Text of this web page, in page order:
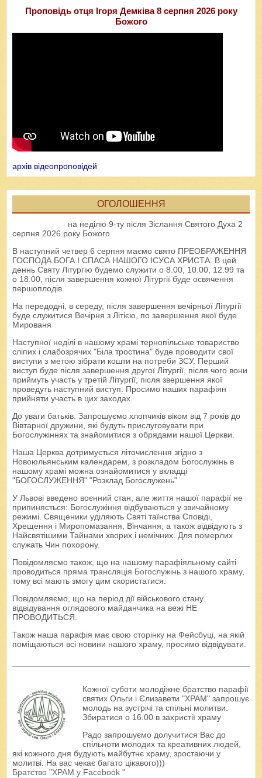
Проповідь отця Ігоря Демківа 8 серпня 2026 року
Божого
архів відеопроповідей
ОГОЛОШЕННЯ
на неділю 9-ту після Зіслання Святого Духа 2
серпня 2026 року Божого
В наступний четвер 6 серпня маємо свято ПРЕОБРАЖЕННЯ
ГОСПОДА БОГА І СПАСА НАШОГО ІСУСА ХРИСТА. В цей
деннь Святу Літургію будемо служити о 8.00, 10.00, 12.99 та
о 18.00, після завершення кожної Літургії буде освячення
першоплодів.
На передодні, в середу, після завершення вечірньої Літургії
буде служитися Вечірня з Літією, по завершення якої буде
Мированя
Наступної неділі в нашому храмі тернопільське товариство
сліпих і слабозрячих "Біла тростина" буде проводити свої
виступи з метою зібрати кошти на потреби ЗСУ. Перший
виступ буде після завершення другої Літургії, після чого вони
приймуть участь у третій Літургії, після звершення якої
проведуть наступний виступ. Просимо наших парафіян
прийняти участь в цих заходах.
До уваги батьків. Запрошуємо хлопчиків віком від 7 років до
Вівтарної дружини, які будуть прислуговувати при
Богослужіннях та знайомитися з обрядами нашої Церкви.
Наша Церква дотримується літочислення згідно з
Новоюльянським календарем, з розкладом Богослужінь в
нашому храмі можна ознайомитися у вкладці
"БОГОСЛУЖЕННЯ" "Розклад Богослужень"
У Львові введено воєнний стан, але життя нашої парафії не
припиняється: Богослужіння відбуваються у звичайному
режимі. Священики уділяють Святі таїнства Сповіді,
Хрещення і Миропомазання, Вінчання, а також відвідують з
Найсвятішими Тайнами хворих і немічних. Для померлих
служать Чин похорону.
Повідомляємо також, що на нашому парафіяльному сайті
проводиться пряма трансляція Богослужінь з нашого храму,
тому всі мають змогу цим скористатися.
Повідомляємо, що на період дії військового стану
відвідування оглядового майданчика на вежі НЕ
ПРОВОДИТЬСЯ.
Також наша парафія має свою сторінку на Фейсбуці, на якій
поміщаються всі новини нашого храму, просимо відвідувати.
Кожної суботи молодіжне братство парафії
святих Ольги і Єлизавети "ХРАМ" запрошує
молодь на зустрічі та спільні молитви.
Збиратися о 16.00 в захристії храму
Радо запрошуємо долучитися Вас до
спільноти молодих та креативних людей,
які кожного дня будують майбутнє храму, зростаючи у
молитві. На вас чекає багато цікавого)))
Братство "ХРАМ у Facebook "